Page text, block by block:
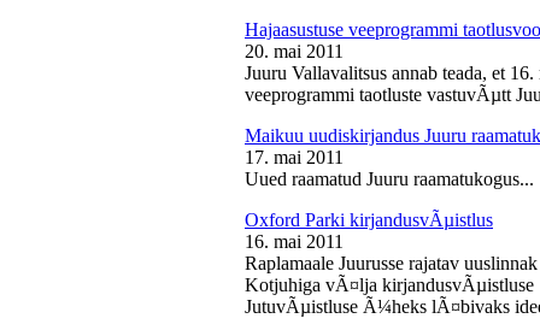
Hajaasustuse veeprogrammi
20. mai 2011
Juuru Vallavalitsus annab teada, et
veeprogrammi taotluste vastuvÃµtt
Maikuu uudiskirjandus Juuru
17. mai 2011
Uued raamatud Juuru raamatukogus...
Oxford Parki kirjandusvÃµistlus
16. mai 2011
Raplamaale Juurusse rajatav
Kotjuhiga vÃ¤lja
JutuvÃµistluse Ã¼heks lÃ¤bivaks